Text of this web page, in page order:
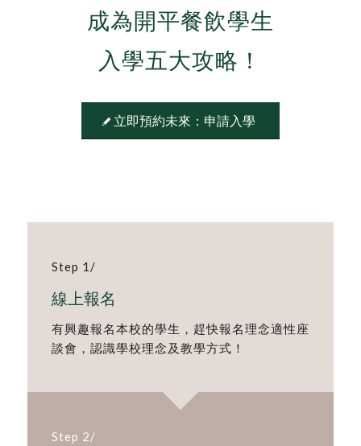
成為開平餐飲學生
入學五大攻略！
立即預約未來：申請入學
Step 1/
線上報名
有興趣報名本校的學生，趕快報名理念適性座
談會，認識學校理念及教學方式！
Step 2/